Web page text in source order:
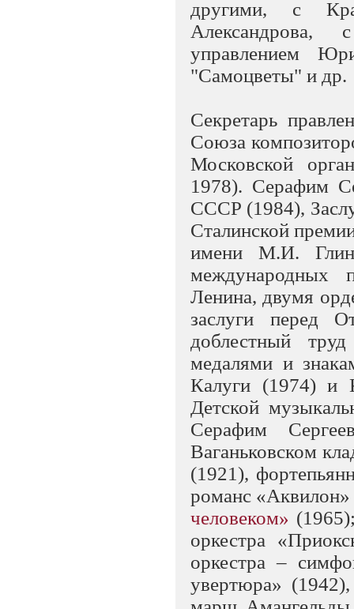
другими, с
Александрова,
управлением
"Самоцветы" и др.
Секретарь
Союза
Московской
1978). Серафим
СССР (1984),
Сталинской
имени М.И.
международных
Ленина, двумя
заслуги перед
доблестный
медалями и
Калуги (1974) и
Детской
Серафим
Ваганьковском
(1921),
романс
человеком»
оркестра
оркестра –
увертюра»